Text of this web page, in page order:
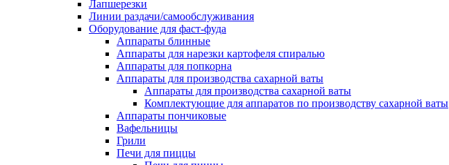
Лапшерезки
Линии раздачи/самообслуживания
Оборудование для фаст-фуда
Аппараты блинные
Аппараты для нарезки картофеля спиралью
Аппараты для попкорна
Аппараты для производства сахарной ваты
Аппараты для производства сахарной ваты
Комплектующие для аппаратов по производству сахарной ваты
Аппараты пончиковые
Вафельницы
Грили
Печи для пиццы